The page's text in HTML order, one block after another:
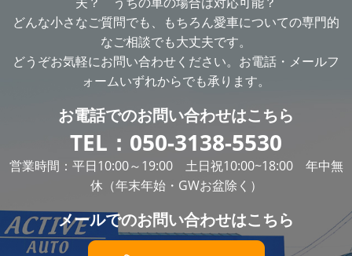
どんな小さなご質問でも、もちろん愛車についての専門的
なご相談でも大丈夫です。
どうぞお気軽にお問い合わせください。お電話・メールフ
ォームいずれからでも承ります。
お電話でのお問い合わせはこちら
TEL： 050-3138-5530
営業時間：平日10:00～19:00 土日祝10:00~18:00 年中無
休（年末年始・GWお盆除く）
メールでのお問い合わせはこちら